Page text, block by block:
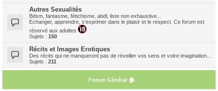
Autres Sexualités
Bdsm, fantasme, fétichisme, abdl, liste non exhaustive...
Echanger, apprendre, s'exprimer dans le plaisir et le respect. Ce forum est
réservé aux adultes
Sujets : 150
Récits et Images Erotiques
Des récits qui ne manqueront pas de réveiller vos sens et votre imagination...
Sujets : 211
Forum Général 🏠